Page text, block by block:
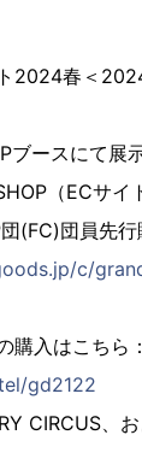
2024春＜
ースにて展
（ECサイ
(FC)団員先行
c/
入はこちら：
gd2122
CIRCUS、